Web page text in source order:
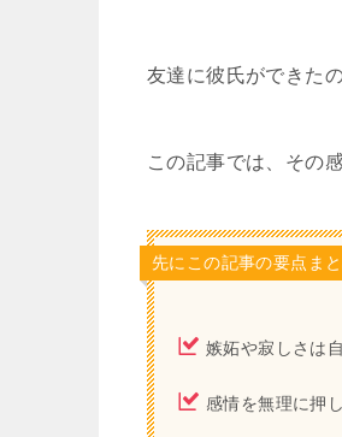
友達に彼氏ができた
この記事では、その
先にこの記事の要点ま
嫉妬や寂しさは
感情を無理に押